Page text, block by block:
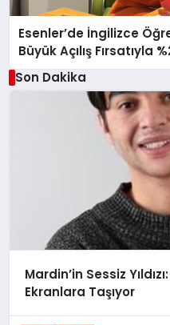
Esenler’de İngilizce
Büyük Açılış Fırsatıyla
Son Dakika
Mardin’in Sessiz
Ekranlara Taşıyor